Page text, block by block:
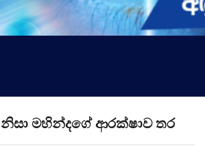
නිසා මහින්දගේ ආරක්ෂාව තර